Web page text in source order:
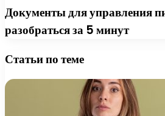
Документы для управления
разобраться за 5 минут
Статьи по теме